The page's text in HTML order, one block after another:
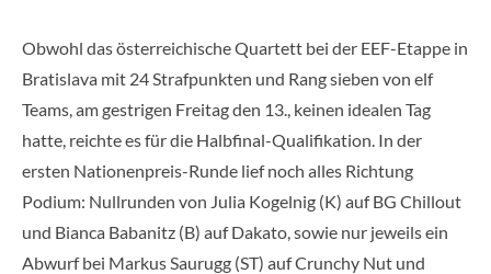
Obwohl das österreichische Quartett bei der EEF-Etappe in
Bratislava mit 24 Strafpunkten und Rang sieben von elf
Teams, am gestrigen Freitag den 13., keinen idealen Tag
hatte, reichte es für die Halbfinal-Qualifikation. In der
ersten Nationenpreis-Runde lief noch alles Richtung
Podium: Nullrunden von Julia Kogelnig (K) auf BG Chillout
und Bianca Babanitz (B) auf Dakato, sowie nur jeweils ein
Abwurf bei Markus Saurugg (ST) auf Crunchy Nut und